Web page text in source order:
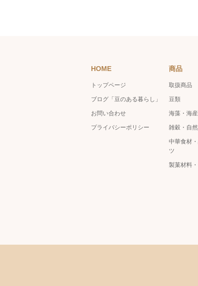
HOME
トップページ
ブログ「豆のある暮らし」
お問い合わせ
プライバシーポリシー
商品
取扱商品
豆類
海藻・海
雑穀・自
中華食材
ツ
製菓材料